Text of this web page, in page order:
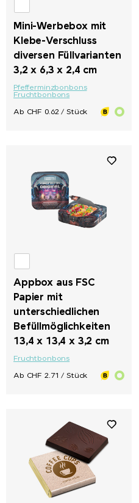
Mini-Werbebox mit
Klebe-Verschluss
diversen Füllvarianten
3,2 x 6,3 x 2,4 cm
Pfefferminzbonbons
Fruchtbonbons
Ab CHF 0.62 / Stück
Appbox aus FSC
Papier mit
unterschiedlichen
Befüllmöglichkeiten
13,4 x 13,4 x 3,2 cm
Fruchtbonbons
Ab CHF 2.71 / Stück